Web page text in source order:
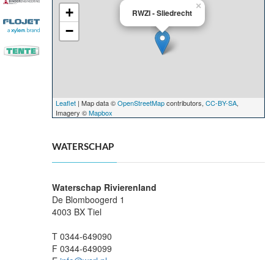
RWZI - Sliedrecht
×
+
−
Leaflet | Map data ©OpenStreetMapcontributors, CC-BY-SA,
Imagery ©Mapbox
WATERSCHAP
Waterschap Rivierenland
De Blomboogerd 1
4003 BX Tiel
T 0344-649090
F 0344-649099